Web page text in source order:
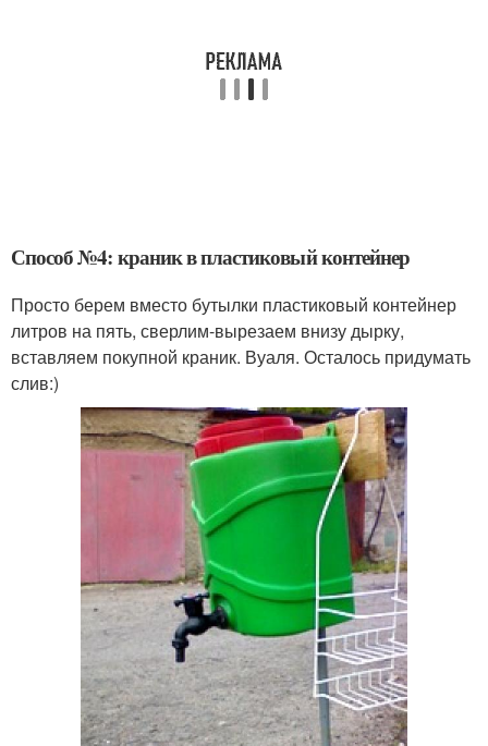
Способ №4: краник в пластиковый контейнер
Просто берем вместо бутылки пластиковый контейнер
литров на пять, сверлим-вырезаем внизу дырку,
вставляем покупной краник. Вуаля. Осталось придумать
слив:)